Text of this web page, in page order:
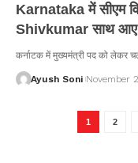
Karnataka में सीएम
Shivkumar साथ आए
कर्नाटक में मुख्यमंत्री पद को लेकर
Ayush Soni November
1 2